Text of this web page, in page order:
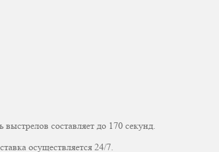
составляет до 170 секунд.
осуществляется 24/7.